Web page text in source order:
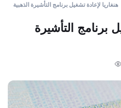
هنغاريا لإعادة تشغيل برنامج التأشيرة الذهبية
برنامج التأشيرة